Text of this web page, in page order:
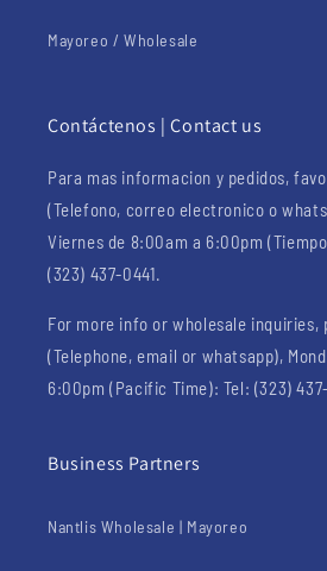
Mayoreo / Wholesale
Contáctenos | Contact us
Para mas informacion y pedidos,
(Telefono, correo electronico o
Viernes de 8:00am a 6:00pm
(323) 437-0441.
For more info or wholesale inquiries,
(Telephone, email or whatsapp),
6:00pm (Pacific Time): Tel: (323)
Business Partners
Nantlis Wholesale | Mayoreo